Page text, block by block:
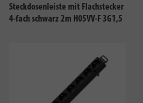
Steckdosenleiste mit Flachstecker
4-fach schwarz 2m H05VV-F 3G1,5